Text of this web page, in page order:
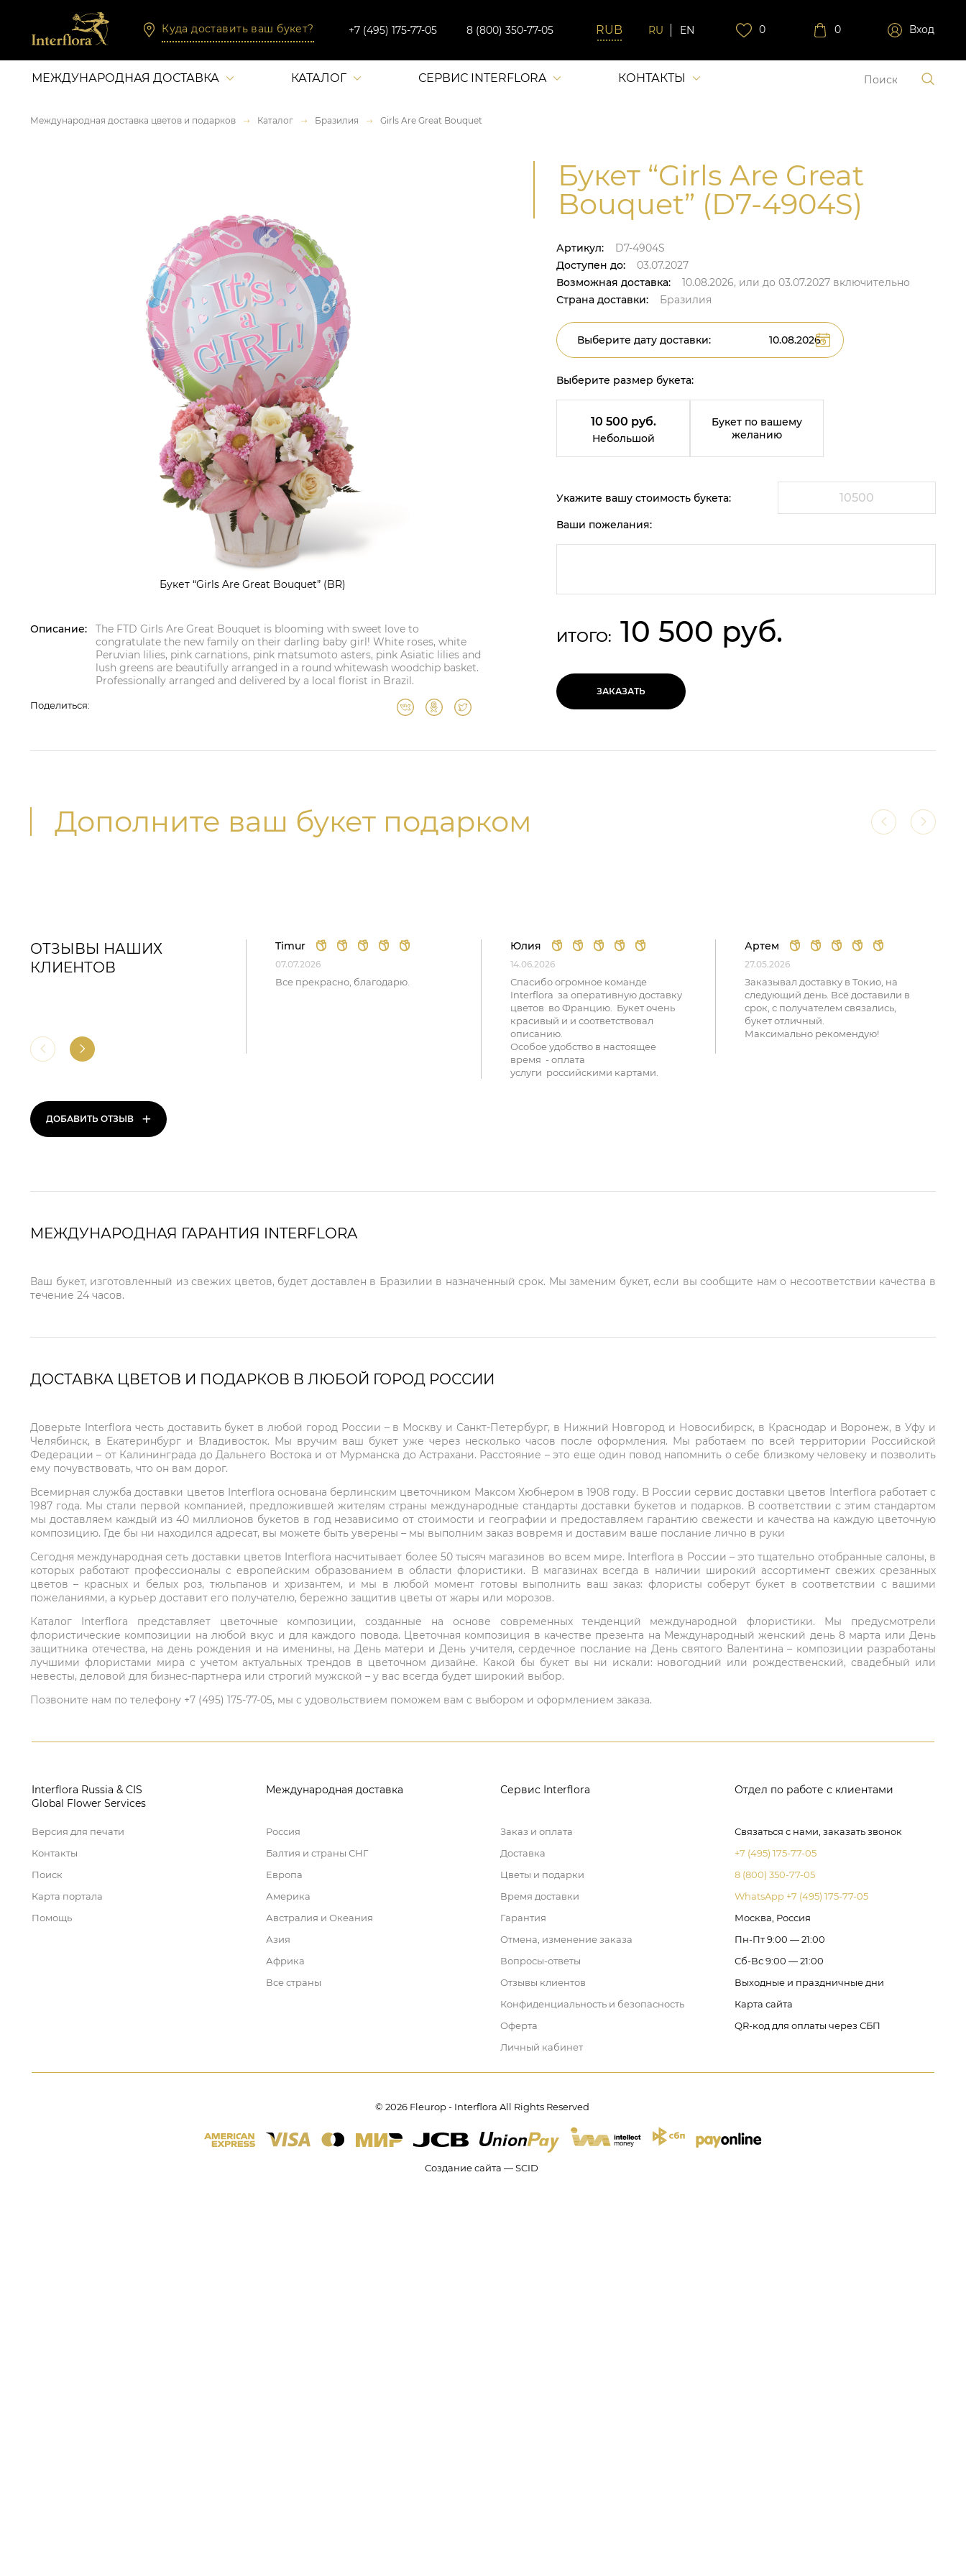
Куда доставить ваш букет? +7 (495) 175-77-05 8 (800) 350-77-05 RU EN 0 0 Вход
МЕЖДУНАРОДНАЯ ДОСТАВКА КАТАЛОГ СЕРВИС INTERFLORA КОНТАКТЫ
Международная доставка цветов и подарков Каталог Бразилия Girls Are Great Bouquet
Букет “Girls Are Great Bouquet” (BR)
Описание:
The FTD Girls Are Great Bouquet is blooming with sweet love to
congratulate the new family on their darling baby girl! White roses, white
Peruvian lilies, pink carnations, pink matsumoto asters, pink Asiatic lilies and
lush greens are beautifully arranged in a round whitewash woodchip basket.
Professionally arranged and delivered by a local florist in Brazil.
Поделиться:
Букет “Girls Are Great
Bouquet” (D7-4904S)
Артикул:
D7-4904S
Доступен до:
03.07.2027
Возможная доставка:
10.08.2026, или до 03.07.2027 включительно
Страна доставки:
Бразилия
Выберите дату доставки:
Выберите размер букета:
10 500 руб.
Небольшой
Букет по вашему
желанию
Укажите вашу стоимость букета:
Ваши пожелания:
ИТОГО: 10 500 руб.
ЗАКАЗАТЬ
Дополните ваш букет подарком
ОТЗЫВЫ НАШИХ
КЛИЕНТОВ
ДОБАВИТЬ ОТЗЫВ +
Timur
07.07.2026
Все прекрасно, благодарю.
Юлия
14.06.2026
Спасибо огромное команде
Interflora за оперативную доставку
цветов во Францию. Букет очень
красивый и и соответствовал
описанию.
Особое удобство в настоящее
время - оплата
услуги российскими картами.
Артем
27.05.2026
Заказывал доставку в Токио, на
следующий день. Всё доставили в
срок, с получателем связались,
букет отличный.
Максимально рекомендую!
МЕЖДУНАРОДНАЯ ГАРАНТИЯ INTERFLORA
Ваш букет, изготовленный из свежих цветов, будет доставлен в Бразилии в назначенный срок. Мы заменим букет, если вы сообщите нам о несоответствии качества в
течение 24 часов.
ДОСТАВКА ЦВЕТОВ И ПОДАРКОВ В ЛЮБОЙ ГОРОД РОССИИ
Доверьте Interflora честь доставить букет в любой город России – в Москву и Санкт-Петербург, в Нижний Новгород и Новосибирск, в Краснодар и Воронеж, в Уфу и
Челябинск, в Екатеринбург и Владивосток. Мы вручим ваш букет уже через несколько часов после оформления. Мы работаем по всей территории Российской
Федерации – от Калининграда до Дальнего Востока и от Мурманска до Астрахани. Расстояние – это еще один повод напомнить о себе близкому человеку и позволить
ему почувствовать, что он вам дорог.
Всемирная служба доставки цветов Interflora основана берлинским цветочником Максом Хюбнером в 1908 году. В России сервис доставки цветов Interflora работает с
1987 года. Мы стали первой компанией, предложившей жителям страны международные стандарты доставки букетов и подарков. В соответствии с этим стандартом
мы доставляем каждый из 40 миллионов букетов в год независимо от стоимости и географии и предоставляем гарантию свежести и качества на каждую цветочную
композицию. Где бы ни находился адресат, вы можете быть уверены – мы выполним заказ вовремя и доставим ваше послание лично в руки
Сегодня международная сеть доставки цветов Interflora насчитывает более 50 тысяч магазинов во всем мире. Interflora в России – это тщательно отобранные салоны, в
которых работают профессионалы с европейским образованием в области флористики. В магазинах всегда в наличии широкий ассортимент свежих срезанных
цветов – красных и белых роз, тюльпанов и хризантем, и мы в любой момент готовы выполнить ваш заказ: флористы соберут букет в соответствии с вашими
пожеланиями, а курьер доставит его получателю, бережно защитив цветы от жары или морозов.
Каталог Interflora представляет цветочные композиции, созданные на основе современных тенденций международной флористики. Мы предусмотрели
флористические композиции на любой вкус и для каждого повода. Цветочная композиция в качестве презента на Международный женский день 8 марта или День
защитника отечества, на день рождения и на именины, на День матери и День учителя, сердечное послание на День святого Валентина – композиции разработаны
лучшими флористами мира с учетом актуальных трендов в цветочном дизайне. Какой бы букет вы ни искали: новогодний или рождественский, свадебный или
невесты, деловой для бизнес-партнера или строгий мужской – у вас всегда будет широкий выбор.
Позвоните нам по телефону +7 (495) 175-77-05, мы с удовольствием поможем вам с выбором и оформлением заказа.
Interflora Russia & CIS
Global Flower Services
Версия для печати
Контакты
Поиск
Карта портала
Помощь
Международная доставка
Россия
Балтия и страны СНГ
Европа
Америка
Австралия и Океания
Азия
Африка
Все страны
Сервис Interflora
Заказ и оплата
Доставка
Цветы и подарки
Время доставки
Гарантия
Отмена, изменение заказа
Вопросы-ответы
Отзывы клиентов
Конфиденциальность и безопасность
Оферта
Личный кабинет
Отдел по работе с клиентами
Связаться с нами, заказать звонок
+7 (495) 175-77-05
8 (800) 350-77-05
WhatsApp +7 (495) 175-77-05
Москва, Россия
Пн-Пт 9:00 — 21:00
Сб-Вс 9:00 — 21:00
Выходные и праздничные дни
Карта сайта
QR-код для оплаты через СБП
© 2026 Fleurop - Interflora All Rights Reserved
Создание сайта — SCID